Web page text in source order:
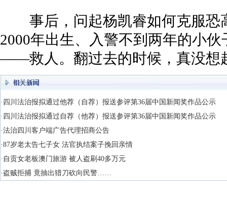
事后，问起杨凯睿如何克服恐
2000年出生、入警不到两年的小
——救人。翻过去的时候，真没想
·四川法治报拟通过他荐（自荐）报送参评第36届中国新闻奖作品公示
·四川法治报拟通过自荐（他荐）报送参评第36届中国新闻奖作品公示
·法治四川客户端广告代理招商公告
·87岁老太告七子女 法官执结案子挽回亲情
·自贡女老板澳门旅游 被人盗刷40多万元
·盗贼拒捕 竟抽出猎刀砍向民警……